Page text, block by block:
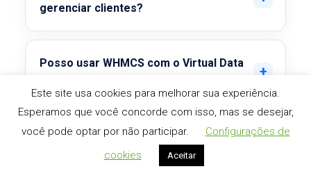
gerenciar clientes?
Posso usar WHMCS com o Virtual Data
Virtual Data Center é melhor que
contratar várias VPS separadas?
Este site usa cookies para melhorar sua experiência.
Esperamos que você concorde com isso, mas se desejar,
você pode optar por não participar.
Configurações de
cookies
Aceitar